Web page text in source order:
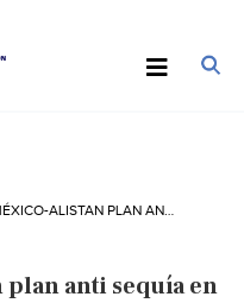
anti sequía en